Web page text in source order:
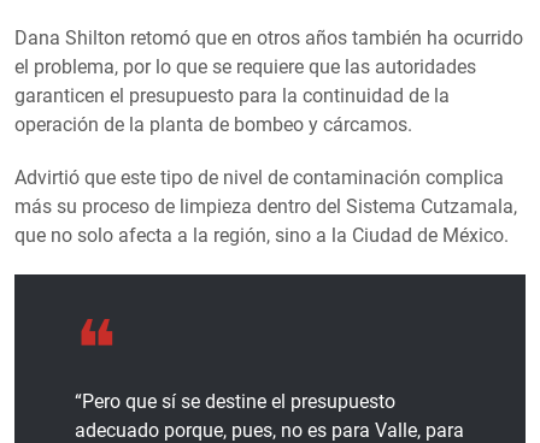
Dana Shilton retomó que en otros años también ha ocurrido
el problema, por lo que se requiere que las autoridades
garanticen el presupuesto para la continuidad de la
operación de la planta de bombeo y cárcamos.
Advirtió que este tipo de nivel de contaminación complica
más su proceso de limpieza dentro del Sistema Cutzamala,
que no solo afecta a la región, sino a la Ciudad de México.
“Pero que sí se destine el presupuesto
adecuado porque, pues, no es para Valle, para